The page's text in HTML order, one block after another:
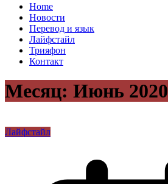
Home
Новости
Перевод и язык
Лайфстайл
Трияфон
Контакт
Месяц: Июнь 2020
Лайфстайл